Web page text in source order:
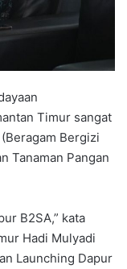
Timur sangat
Bergizi
Tanaman Pangan
B2SA,” kata
Hadi Mulyadi
Launching Dapur